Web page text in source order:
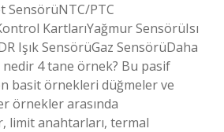
SensörüNTC/PTC
KartlarıYağmur SensörüIsı
Işık SensörüGaz SensörüDaha
4 tane örnek? Bu pasif
basit örnekleri düğmeler ve
örnekler arasında
limit anahtarları, termal